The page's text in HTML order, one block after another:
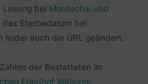
Lesung bei Mordechai und
das Sterbedatum bei
auch die URL geändert.
der Bestatteten im
Friedhof Währing